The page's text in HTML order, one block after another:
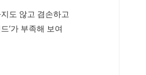
도 않고 겸손하고
’가 부족해 보여